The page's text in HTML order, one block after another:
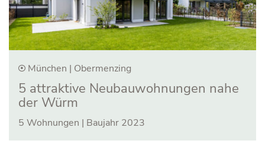
München | Obermenzing
5 attraktive Neubauwohnungen nahe
der Würm
5 Wohnungen | Baujahr 2023